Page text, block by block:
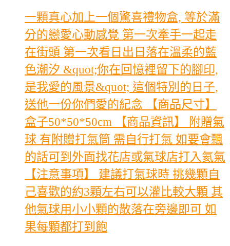
一顆真心加上一個驚喜禮物盒, 等於滿
分的戀愛心動感覺 第一次牽手一起走
在街頭 第一次看日出日落在溫柔的藍
色潮汐 &quot;你在回憶裡留下的腳印,
是我愛的風景&quot; 這個特別的日子,
送他一份你們愛的紀念 【商品尺寸】
盒子50*50*50cm 【商品資訊】 附贈氣
球 有附贈打氣筒 需自行打氣 如要會飄
的話可到外面找花店或氣球店打入氦氣
【注意事項】 建議打氣球時 挑幾顆自
己喜歡的約3顆左右可以灌比較大顆 其
他氣球用小小顆的散落在旁邊即可 如
果每顆都打到飽